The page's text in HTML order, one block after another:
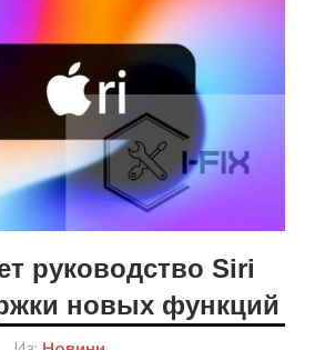
руководство Siri
новых функций